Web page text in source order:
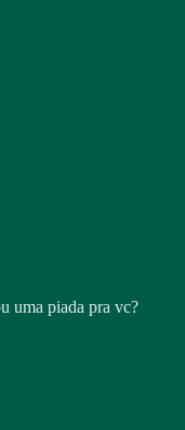
uma piada pra vc?